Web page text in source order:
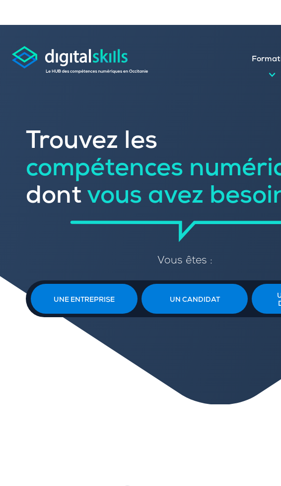
Rechercher une formation dans le numérique
Référencer votre offre de formation
Publier vos offres d’emploi
Trouver un candidat (CVthèque)
Sourcer une école
Trouvez les
compétences
dont vous avez
Vous êtes :
UNE ENTREPRISE UN CANDIDAT